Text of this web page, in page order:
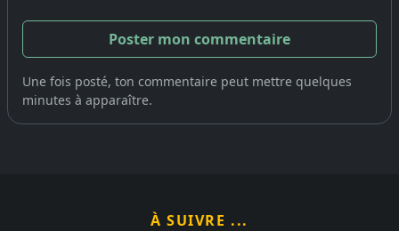
Une fois posté, ton commentaire peut mettre quelques
minutes à apparaître.
À SUIVRE ...